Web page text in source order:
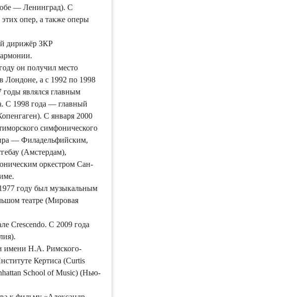
— Ленинград). С
опер, а также оперы
дирижёр ЗКР
он получил место
Лондоне, а с 1992 по 1998
годы являлся главным
С 1998 года — главный
С января 2000
симфонического
— Филадельфийским,
(Амстердам),
оркестром Сан-
году был музыкальным
театре (Мировая
Crescendo. С 2009 года
имени Н.А. Римского-
Кертиса (Curtis
School of Music) (Нью-